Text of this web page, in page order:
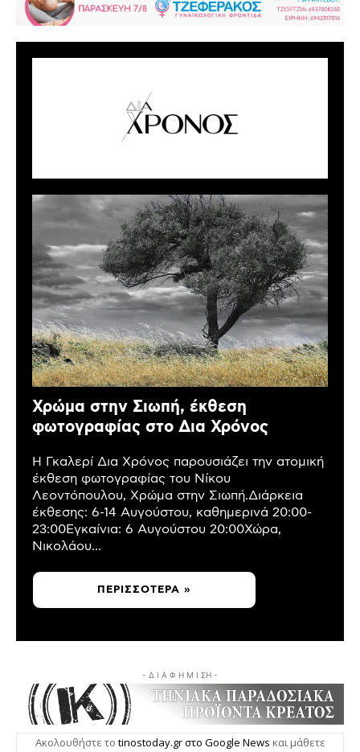
Χρώμα στην Σιωπή, έκθεση
φωτογραφίας στο Δια Χρόνος
Η Γκαλερί Δια Χρόνος παρουσιάζει την ατομική
έκθεση φωτογραφίας του Νίκου
Λεοντόπουλου, Χρώμα στην Σιωπή.Διάρκεια
έκθεσης: 6-14 Αυγούστου, καθημερινά 20:00-
23:00Εγκαίνια: 6 Αυγούστου 20:00Χώρα,
Νικολάου...
ΠΕΡΙΣΣΌΤΕΡΑ »
- Δ Ι Α Φ Η Μ Ι ΣΗ -
Ακολουθήστε το tinostoday.gr στο Google News και μάθετε